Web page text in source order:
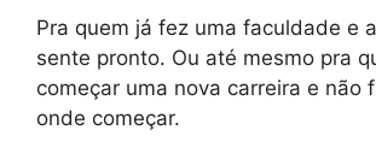
Pra quem já fez uma faculdade e
sente pronto. Ou até mesmo pra
começar uma nova carreira e não
onde começar.